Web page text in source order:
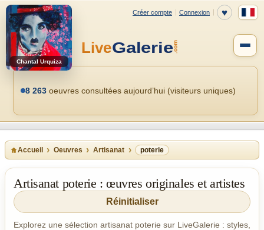
Chantal Urquiza
8 263 oeuvres consultées aujourd’hui (visiteurs uniques)
Accueil Oeuvres Artisanat poterie
Artisanat poterie : œuvres originales et artistes
Réinitialiser
Explorez une sélection artisanat poterie sur LiveGalerie : styles,